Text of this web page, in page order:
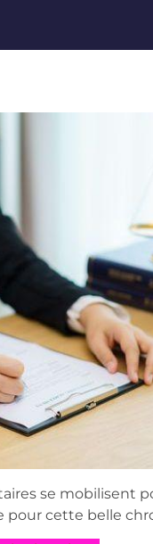
se mobilisent
pour cette belle